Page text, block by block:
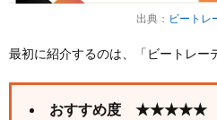
出典： ビートレ
最初に紹介するのは、「ビートレー
おすすめ度 ★★★★★